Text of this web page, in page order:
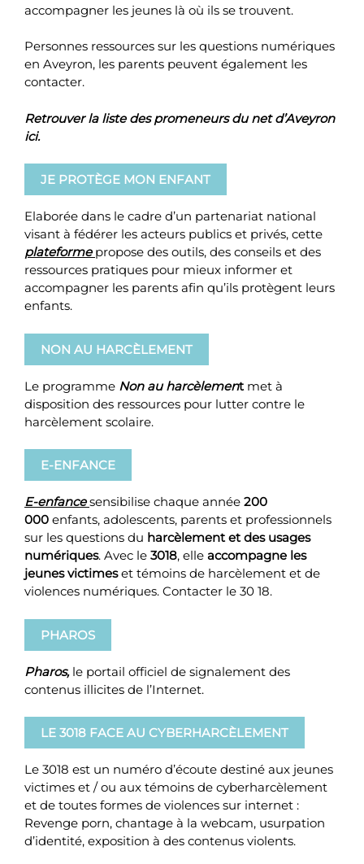
accompagner les jeunes là où ils se trouvent.
Personnes ressources sur les questions numériques
en Aveyron, les parents peuvent également les
contacter.
Retrouver la liste des promeneurs du net d’Aveyron
ici.
JE PROTÈGE MON ENFANT
Elaborée dans le cadre d’un partenariat national
visant à fédérer les acteurs publics et privés, cette
plateforme propose des outils, des conseils et des
ressources pratiques pour mieux informer et
accompagner les parents afin qu’ils protègent leurs
enfants.
NON AU HARCÈLEMENT
Le programme Non au harcèlement met à
disposition des ressources pour lutter contre le
harcèlement scolaire.
E-ENFANCE
E-enfance sensibilise chaque année 200
000 enfants, adolescents, parents et professionnels
sur les questions du harcèlement et des usages
numériques. Avec le 3018, elle accompagne les
jeunes victimeset témoins de harcèlement et de
violences numériques. Contacter le 30 18.
PHAROS
Pharos, le portail officiel de signalement des
contenus illicites de l’Internet.
LE 3018 FACE AU CYBERHARCÈLEMENT
Le 3018 est un numéro d’écoute destiné aux jeunes
victimes et / ou aux témoins de cyberharcèlement
et de toutes formes de violences sur internet :
Revenge porn, chantage à la webcam, usurpation
d’identité, exposition à des contenus violents.